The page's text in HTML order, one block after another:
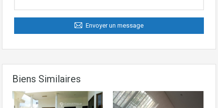
Envoyer un message
Biens Similaires